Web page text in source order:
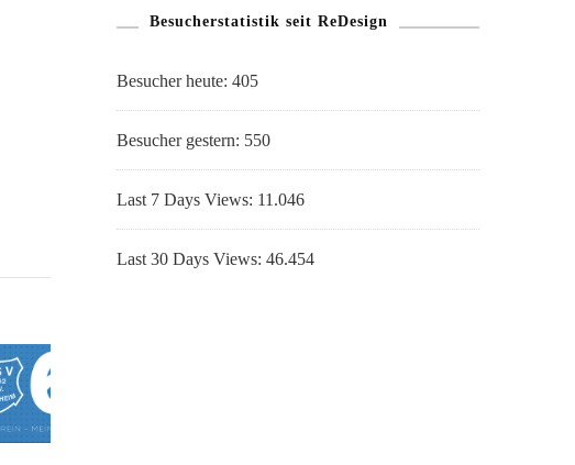
Besucherstatistik seit ReDesign
Besucher heute: 405
Besucher gestern: 550
Last 7 Days Views: 11.046
Last 30 Days Views: 46.454